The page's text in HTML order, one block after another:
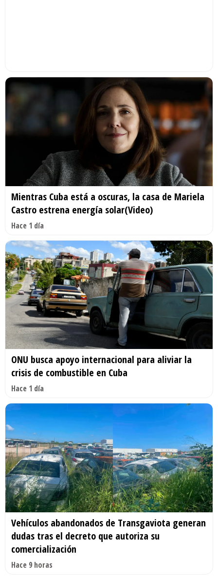
Mientras Cuba está a oscuras, la casa de Mariela
Castro estrena energía solar(Video)
Hace 1 día
ONU busca apoyo internacional para aliviar la
crisis de combustible en Cuba
Hace 1 día
Vehículos abandonados de Transgaviota generan
dudas tras el decreto que autoriza su
comercialización
Hace 9 horas